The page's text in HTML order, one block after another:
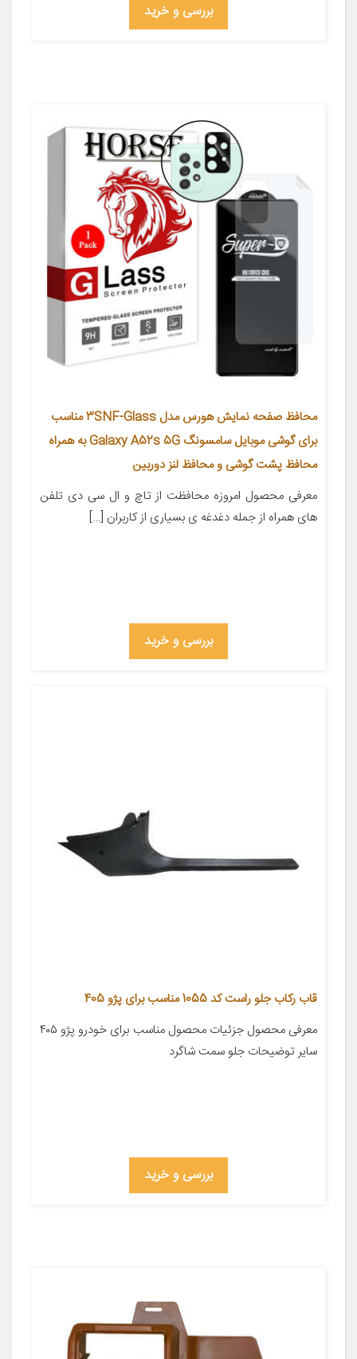
بررسی و خرید
محافظ صفحه نمایش هورس مدل 3SNF-Glass مناسب
برای گوشی موبایل سامسونگ Galaxy A52s 5G به همراه
محافظ پشت گوشی و محافظ لنز دوربین
معرفی محصول امروزه محافظت از تاچ و ال سی دی تلفن
های همراه از جمله دغدغه ی بسیاری از کاربران […]
بررسی و خرید
قاب رکاب جلو راست کد 1055 مناسب برای پژو 405
معرفی محصول جزئیات محصول مناسب برای خودرو پژو ۴۰۵
سایر توضیحات جلو سمت شاگرد
بررسی و خرید